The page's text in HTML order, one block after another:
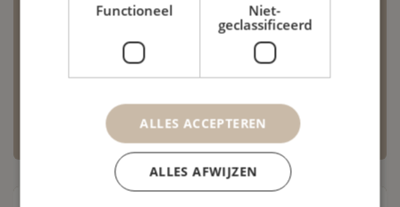
die dag gesloten zijn. Voor acupunctuur blijft de
praktijk wel gewoon geopend. Vanaf dinsdag 30
juni ontvangen wij u met plezier in onze
vernieuwde ruimte!
Functioneel
Niet-
geclassificeerd
ALLES ACCEPTEREN
ALLES AFWIJZEN